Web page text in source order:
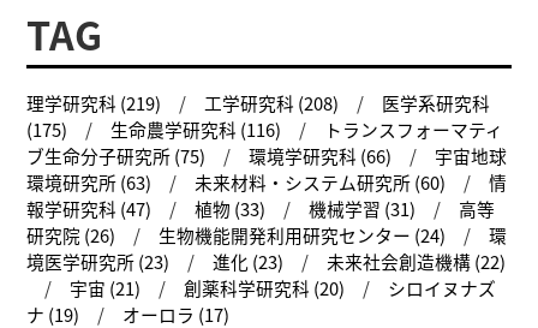
TAG
理学研究科 (219) 工学研究科 (208)
医学系研究科
(175)
生命農学研究科 (116)
トランスフォーマティ
ブ生命分子研究所 (75)
環境学研究科 (66)
宇宙地球
環境研究所 (63)
未来材料・システム研究所 (60)
情
報学研究科 (47)
植物 (33) 機械学習 (31)
高等
研究院 (26)
生物機能開発利用研究センター (24)
環
境医学研究所 (23)
進化 (23)
未来社会創造機構 (22)
宇宙 (21)
創薬科学研究科 (20)
シロイヌナズ
ナ (19)
オーロラ (17)